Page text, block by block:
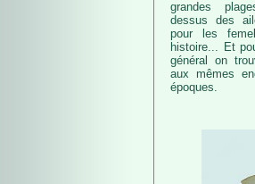
grandes
dessus des
pour les
histoire... Et
général on
aux mêmes
époques.